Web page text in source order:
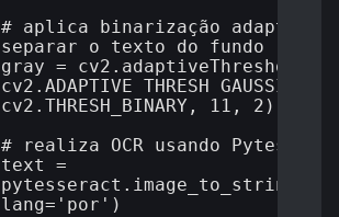
# aplica binarização
separar o texto do fundo
gray =
cv2.THRESH_BINARY, 11, 2)
# realiza OCR usando
text =
lang='por')